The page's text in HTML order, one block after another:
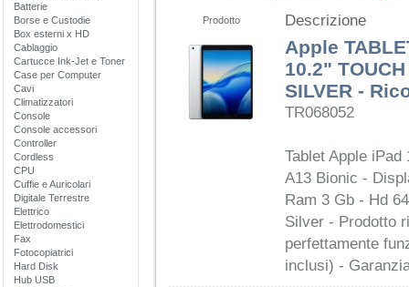
Batterie
Borse e Custodie
Box esterni x HD
Cablaggio
Cartucce Ink-Jet e Toner
Case per Computer
Cavi
Climatizzatori
Console
Console accessori
Controller
Cordless
CPU
Cuffie e Auricolari
Digitale Terrestre
Elettrico
Elettrodomestici
Fax
Fotocopiatrici
Hard Disk
Hub USB
Prodotto Descrizione
Apple
10.2"
SILVER -
TR068052
Tablet Apple
A13 Bionic -
Ram 3 Gb - Hd
Silver - Prodotto
perfettamente
inclusi) -